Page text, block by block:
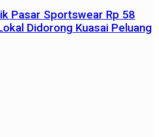
Pasar Sportswear Rp 58
Didorong Kuasai Peluang